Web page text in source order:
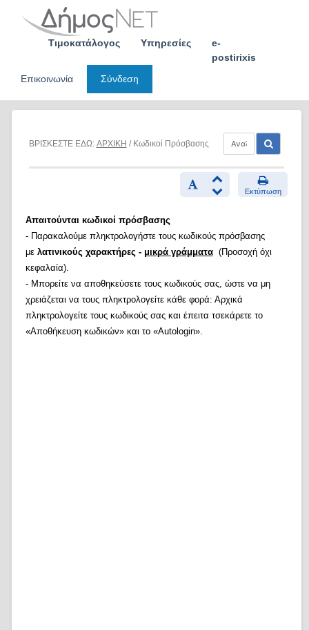
Τιμοκατάλογος Υπηρεσίες
e-
postirixis
Επικοινωνία
Σύνδεση
ΒΡΙΣΚΕΣΤΕ ΕΔΩ: ΑΡΧΙΚΗ / Κωδικοί Πρόσβασης
Εκτύπωση
Απαιτούνται κωδικοί πρόσβασης
- Παρακαλούμε πληκτρολογήστε τους κωδικούς πρόσβασης
με λατινικούς χαρακτήρες - μικρά γράμματα(Προσοχή όχι
κεφαλαία).
- Μπορείτε να αποθηκεύσετε τους κωδικούς σας, ώστε να μη
χρειάζεται να τους πληκτρολογείτε κάθε φορά: Αρχικά
πληκτρολογείτε τους κωδικούς σας και έπειτα τσεκάρετε το
«Αποθήκευση κωδικών» και το «Autologin».